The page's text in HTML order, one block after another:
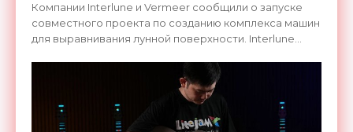
Компании Interlune и Vermeer сообщили о запуске
совместного проекта по созданию комплекса машин
для выравнивания лунной поверхности. Interlune